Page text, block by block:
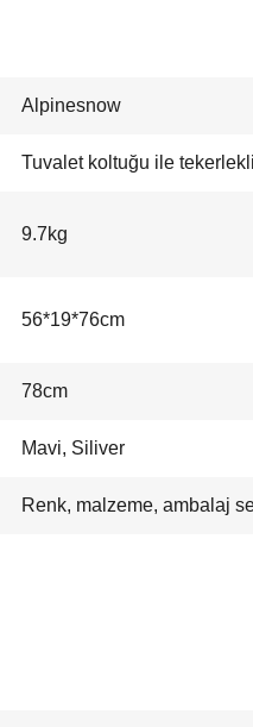
Alpinesnow
Tuvalet koltuğu ile
9.7kg
56*19*76cm
78cm
Mavi, Siliver
Renk, malzeme, ambalaj